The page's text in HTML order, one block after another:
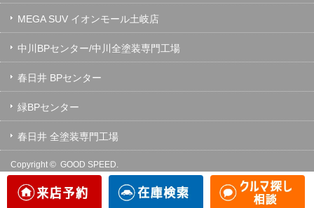
MEGA SUV イオンモール土岐店
中川BPセンター/中川全塗装専門工場
春日井 BPセンター
緑BPセンター
春日井 全塗装専門工場
Copyright © GOOD SPEED.